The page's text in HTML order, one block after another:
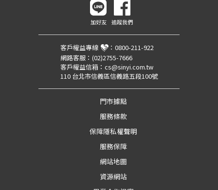
加好友 追蹤我們
客戶權益專線 ： 0800-211-922
網路客服： (02)2755-7666
客戶權益信箱： cs@sinyi.com.tw
110 台北市信義區信義路五段100號
門市據點
服務條款
保障隱私權聲明
服務保障
網站地圖
資源網站